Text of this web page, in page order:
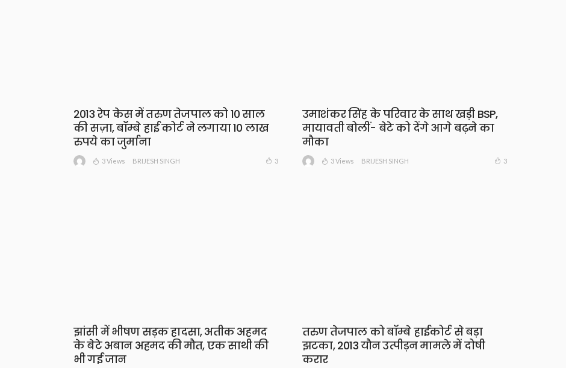
2013 रेप केस में तरुण तेजपाल को 10 साल
की सज़ा, बॉम्बे हाई कोर्ट ने लगाया 10 लाख
रुपये का जुर्माना
3 Views BRIJESH SINGH 3
उमाशंकर सिंह के परिवार के साथ खड़ी BSP,
मायावती बोलीं- बेटे को देंगे आगे बढ़ने का
मौका
3 Views BRIJESH SINGH 3
झांसी में भीषण सड़क हादसा, अतीक अहमद
के बेटे अबान अहमद की मौत, एक साथी की
भी गई जान
तरुण तेजपाल को बॉम्बे हाईकोर्ट से बड़ा
झटका, 2013 यौन उत्पीड़न मामले में दोषी
करार